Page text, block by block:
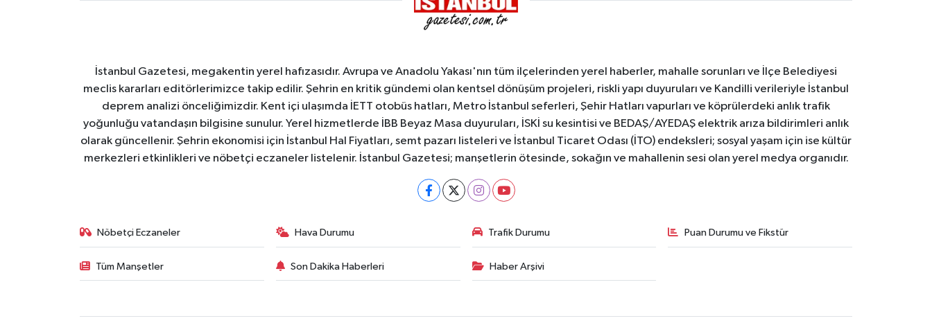
İstanbul Gazetesi, megakentin yerel hafızasıdır. Avrupa ve Anadolu Yakası'nın tüm ilçelerinden yerel haberler, mahalle sorunları ve İlçe Belediyesi
meclis kararları editörlerimizce takip edilir. Şehrin en kritik gündemi olan kentsel dönüşüm projeleri, riskli yapı duyuruları ve Kandilli verileriyle İstanbul
deprem analizi önceliğimizdir. Kent içi ulaşımda İETT otobüs hatları, Metro İstanbul seferleri, Şehir Hatları vapurları ve köprülerdeki anlık trafik
yoğunluğu vatandaşın bilgisine sunulur. Yerel hizmetlerde İBB Beyaz Masa duyuruları, İSKİ su kesintisi ve BEDAŞ/AYEDAŞ elektrik arıza bildirimleri anlık
olarak güncellenir. Şehrin ekonomisi için İstanbul Hal Fiyatları, semt pazarı listeleri ve İstanbul Ticaret Odası (İTO) endeksleri; sosyal yaşam için ise kültür
merkezleri etkinlikleri ve nöbetçi eczaneler listelenir. İstanbul Gazetesi; manşetlerin ötesinde, sokağın ve mahallenin sesi olan yerel medya organıdır.
Nöbetçi Eczaneler Hava Durumu Trafik Durumu Puan Durumu ve Fikstür
Tüm Manşetler Son Dakika Haberleri Haber Arşivi